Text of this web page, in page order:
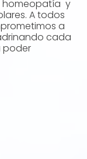
homeopatía y
A todos
a
cada
poder